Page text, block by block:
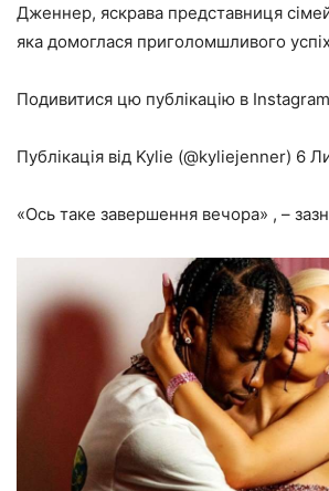
Дженнер, яскрава представниця
яка домоглася приголомшливого
Подивитися цю публікацію в Instagram
Публікація від Kylie (@kyliejenner) 6
«Ось таке завершення вечора» , –